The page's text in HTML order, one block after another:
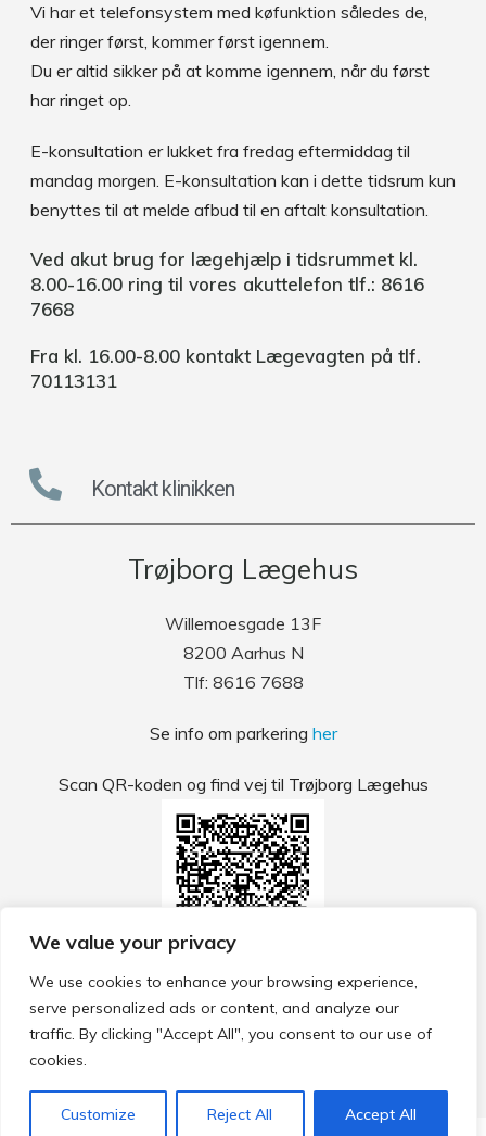
We value your privacy
We use cookies to enhance your browsing experience,
serve personalized ads or content, and analyze our
traffic. By clicking "Accept All", you consent to our use of
cookies.
Customize Reject All Accept All
Vi har et telefonsystem med køfunktion således de,
der ringer først, kommer først igennem.
Du er altid sikker på at komme igennem, når du først
har ringet op.
E-konsultation er lukket fra fredag eftermiddag til
mandag morgen. E-konsultation kan i dette tidsrum kun
benyttes til at melde afbud til en aftalt konsultation.
Ved akut brug for lægehjælp i tidsrummet kl.
8.00-16.00 ring til vores akuttelefon tlf.: 8616
7668
Fra kl. 16.00-8.00 kontakt Lægevagten på tlf.
70113131
Kontakt klinikken
Trøjborg Lægehus
Willemoesgade 13F
8200 Aarhus N
Tlf: 8616 7688
Se info om parkering her
Scan QR-koden og find vej til Trøjborg Lægehus
Privatlivspolitik